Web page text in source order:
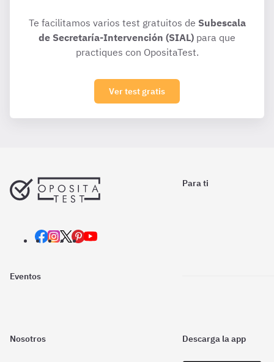
Te facilitamos varios test gratuitos de Subescala
de Secretaría-Intervención (SIAL) para que
practiques con OpositaTest.
Ver test gratis
Para ti
Eventos
Nosotros Descarga la app